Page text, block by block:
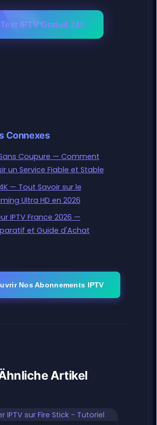
Test IPTV Gratuit 24h
Connexes
Coupure — Comment
un Service Fiable et Stable
— Tout Savoir sur le
Ultra HD en 2026
IPTV France 2026 —
et Guide d'Achat
Nos Abonnements IPTV
Artikel